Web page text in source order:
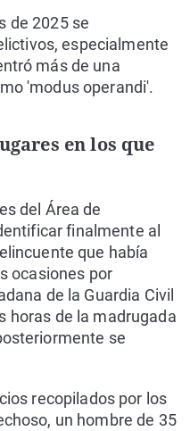
de 2025 se
especialmente
más de una
'modus operandi'.
en los que
del Área de
finalmente al
que había
ocasiones por
de la Guardia Civil
horas de la madrugada
se
recopilados por los
un hombre de 35